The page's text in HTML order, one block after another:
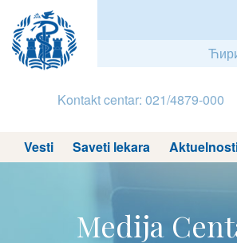
Kontakt centar: 021/4879-000
Vesti Saveti lekara
Medija